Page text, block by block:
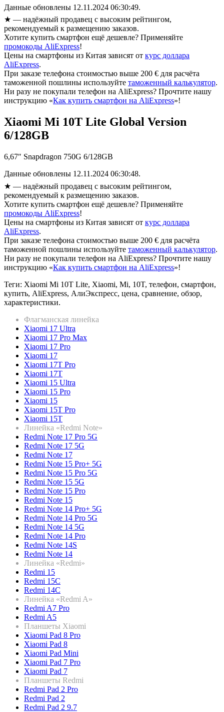
Данные обновлены 12.11.2024 06:30:49.
★ — надёжный продавец с высоким рейтингом,
рекомендуемый к размещению заказов.
Хотите купить смартфон ещё дешевле? Применяйте
промокоды AliExpress!
Цены на смартфоны из Китая зависят от курс доллара
AliExpress.
При заказе телефона стоимостью выше 200 € для расчёта
таможенной пошлины используйте таможенный калькулятор.
Ни разу не покупали телефон на AliExpress? Прочтите нашу
инструкцию «Как купить смартфон на AliExpress»!
Xiaomi Mi 10T Lite Global Version
6/128GB
6,67″ Snapdragon 750G 6/128GB
Данные обновлены 12.11.2024 06:30:48.
★ — надёжный продавец с высоким рейтингом,
рекомендуемый к размещению заказов.
Хотите купить смартфон ещё дешевле? Применяйте
промокоды AliExpress!
Цены на смартфоны из Китая зависят от курс доллара
AliExpress.
При заказе телефона стоимостью выше 200 € для расчёта
таможенной пошлины используйте таможенный калькулятор.
Ни разу не покупали телефон на AliExpress? Прочтите нашу
инструкцию «Как купить смартфон на AliExpress»!
Теги: Xiaomi Mi 10T Lite, Xiaomi, Mi, 10T, телефон, смартфон,
купить, AliExpress, АлиЭкспресс, цена, сравнение, обзор,
характеристики.
Флагманская линейка
Xiaomi 17 Ultra
Xiaomi 17 Pro Max
Xiaomi 17 Pro
Xiaomi 17
Xiaomi 17T Pro
Xiaomi 17T
Xiaomi 15 Ultra
Xiaomi 15 Pro
Xiaomi 15
Xiaomi 15T Pro
Xiaomi 15T
Линейка «Redmi Note»
Redmi Note 17 Pro 5G
Redmi Note 17 5G
Redmi Note 17
Redmi Note 15 Pro+ 5G
Redmi Note 15 Pro 5G
Redmi Note 15 5G
Redmi Note 15 Pro
Redmi Note 15
Redmi Note 14 Pro+ 5G
Redmi Note 14 Pro 5G
Redmi Note 14 5G
Redmi Note 14 Pro
Redmi Note 14S
Redmi Note 14
Линейка «Redmi»
Redmi 15
Redmi 15C
Redmi 14C
Линейка «Redmi A»
Redmi A7 Pro
Redmi A5
Планшеты Xiaomi
Xiaomi Pad 8 Pro
Xiaomi Pad 8
Xiaomi Pad Mini
Xiaomi Pad 7 Pro
Xiaomi Pad 7
Планшеты Redmi
Redmi Pad 2 Pro
Redmi Pad 2
Redmi Pad 2 9.7